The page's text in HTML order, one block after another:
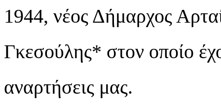
1944, νέος Δήμαρχος
Γκεσούλης* στον οποίο
αναρτήσεις μας.